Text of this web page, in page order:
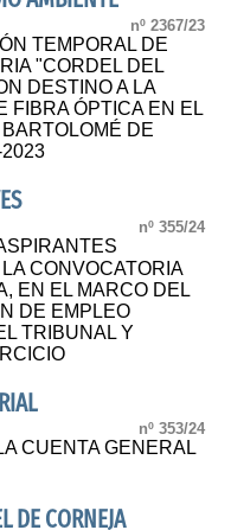
nº 2367/23
TEMPORAL DE
"CORDEL DEL
DESTINO A LA
FIBRA ÓPTICA EN EL
DE
nº 355/24
CONVOCATORIA
EN EL MARCO DEL
DE EMPLEO
TRIBUNAL Y
nº 353/24
CUENTA GENERAL
DE CORNEJA